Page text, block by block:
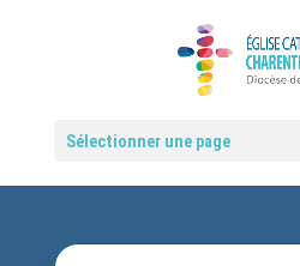
Sélectionner une page